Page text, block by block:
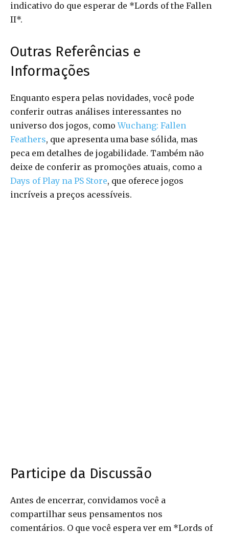
indicativo do que esperar de *Lords of the Fallen
II*.
Outras Referências e
Informações
Enquanto espera pelas novidades, você pode
conferir outras análises interessantes no
universo dos jogos, comoWuchang: Fallen
Feathers, que apresenta uma base sólida, mas
peca em detalhes de jogabilidade. Também não
deixe de conferir as promoções atuais, como a
Days of Play na PS Store, que oferece jogos
incríveis a preços acessíveis.
Participe da Discussão
Antes de encerrar, convidamos você a
compartilhar seus pensamentos nos
comentários. O que você espera ver em *Lords of